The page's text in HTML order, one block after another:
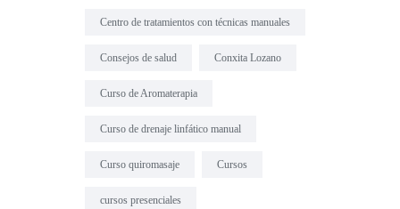
Centro de tratamientos con técnicas manuales
Consejos de salud Conxita Lozano
Curso de Aromaterapia
Curso de drenaje linfático manual
Curso quiromasaje Cursos
cursos presenciales